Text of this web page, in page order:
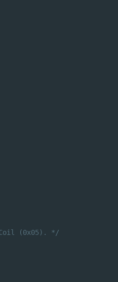
(0x05). */